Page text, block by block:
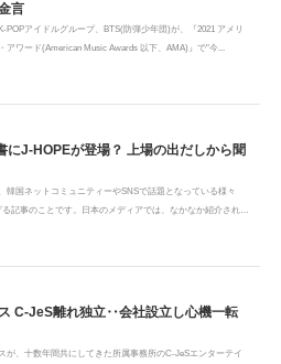
言
POPアイドルグループ、BTS(防弾少年団)が、『2021 アメリ
アワード(American Music Awards 以下、AMA)』で"今...
にJ-HOPEが登場？ 上場の出だしから聞
韓国ネットコミュニティーやSNSで話題となっている様々
る記事のことです。日本のメディアでは、なかなか紹介されな
C-JeS離れ独立‥会社設立し心機一転
が、十数年間共にしてきた所属事務所のC-JeSエンターテイ